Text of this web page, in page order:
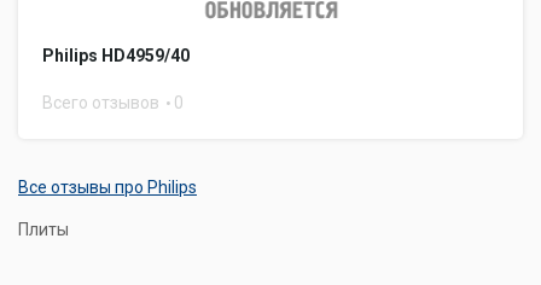
Philips HD4959/40
Всего отзывов 0
Все отзывы про Philips
Плиты